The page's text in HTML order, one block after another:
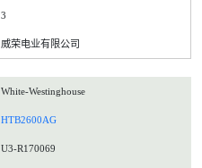
3
威荣电业有限公司
White-Westinghouse
HTB2600AG
U3-R170069